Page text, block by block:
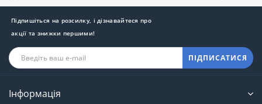
Підпишіться на розсилку, і дізнавайтеся про
акції та знижки першими!
ПІДПИСАТИСЯ
Інформація